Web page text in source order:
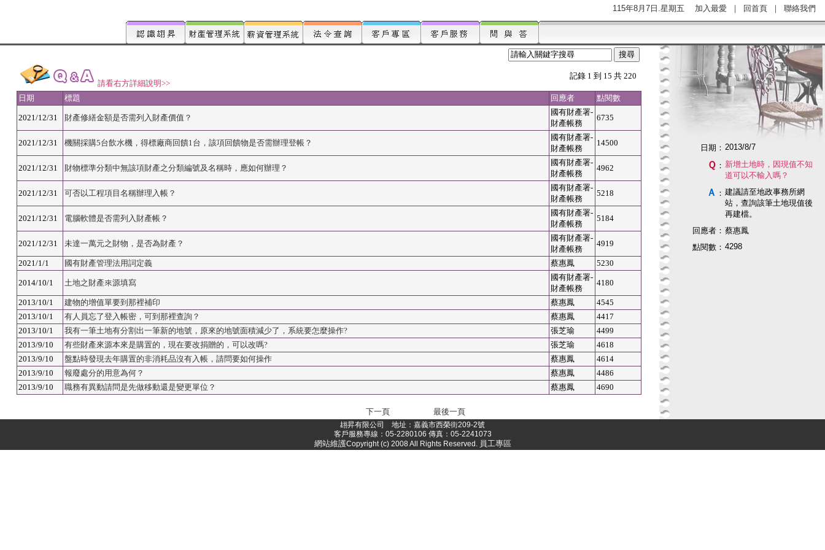
115年8月7日.星期五 加入最愛 ｜ 回首頁 ｜ 聯絡我們
請看右方詳細說明>>
記錄 1 到 15 共 220
日期 標題 回應者 點閱數
2021/12/31 財產修繕金額是否需列入財產價值？
國有財產署-
財產帳務
6735
2021/12/31 機關採購5台飲水機，得標廠商回饋1台，該項回饋物是否需辦理登帳？
國有財產署-
財產帳務
14500
2021/12/31 財物標準分類中無該項財產之分類編號及名稱時，應如何辦理？
國有財產署-
財產帳務
4962
2021/12/31 可否以工程項目名稱辦理入帳？
國有財產署-
財產帳務
5218
2021/12/31 電腦軟體是否需列入財產帳？
國有財產署-
財產帳務
5184
2021/12/31 未達一萬元之財物，是否為財產？
國有財產署-
財產帳務
4919
2021/1/1 國有財產管理法用詞定義 蔡惠鳳 5230
2014/10/1 土地之財產來源填寫
國有財產署-
財產帳務
4180
2013/10/1 建物的增值單要到那裡補印 蔡惠鳳
4545
2013/10/1
有人員忘了登入帳密，可到那裡查詢？ 蔡惠鳳
4417
2013/10/1
我有一筆土地有分割出一筆新的地號，原來的地號面積減少了，系統要怎麼操作? 張芝瑜
4499
2013/9/10
有些財產來源本來是購置的，現在要改捐贈的，可以改嗎? 張芝瑜
4618
2013/9/10
盤點時發現去年購置的非消耗品沒有入帳，請問要如何操作 蔡惠鳳
4614
2013/9/10
報廢處分的用意為何？ 蔡惠鳳
4486
2013/9/10
職務有異動請問是先做移動還是變更單位？ 蔡惠鳳 4690
下一頁 最後一頁
日期： 2013/8/7
Ｑ ： 新增土地時，因現值不知
道可以不輸入嗎？
Ａ ： 建議請至地政事務所網
站，查詢該筆土地現值後
再建檔。
回應者： 蔡惠鳳
點閱數： 4298
翃昇有限公司 地址：嘉義市西榮街209-2號
客戶服務專線：05-2280106 傳真：05-2241073
網站維護Copyright (c) 2008 All Rights Reserved. 員工專區